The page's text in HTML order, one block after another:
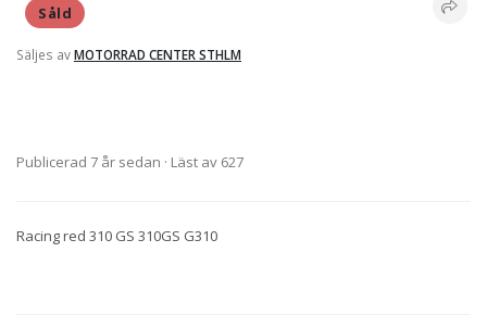
Såld
Säljes avMOTORRAD CENTER STHLM
Publicerad 7 år sedan · Läst av 627
Racing red 310 GS 310GS G310